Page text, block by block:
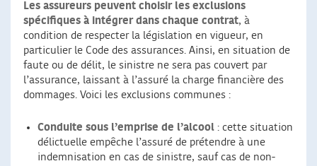
Les assureurs peuvent choisir les exclusions
spécifiques à intégrer dans chaque contrat, à
condition de respecter la législation en vigueur, en
particulier le Code des assurances. Ainsi, en situation de
faute ou de délit, le sinistre ne sera pas couvert par
l’assurance, laissant à l’assuré la charge financière des
dommages. Voici les exclusions communes :
Conduite sous l’emprise de l’alcool : cette situation
délictuelle empêche l’assuré de prétendre à une
indemnisation en cas de sinistre, sauf cas de non-